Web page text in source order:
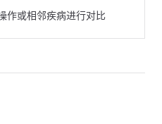
作或相邻疾病进行对比